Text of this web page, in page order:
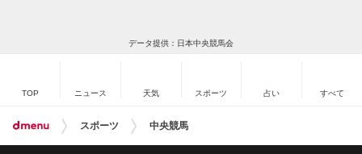
データ提供：日本中央競馬会
TOP ニュース 天気 スポーツ 占い すべて
スポーツ 中央競馬